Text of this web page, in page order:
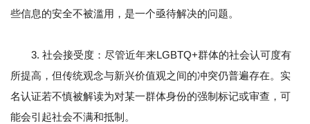
些信息的安全不被滥用，是一个亟待解决的问题。
3. 社会接受度：尽管近年来LGBTQ+群体的社会认可度有
所提高，但传统观念与新兴价值观之间的冲突仍普遍存在。实
名认证若不慎被解读为对某一群体身份的强制标记或审查，可
能会引起社会不满和抵制。